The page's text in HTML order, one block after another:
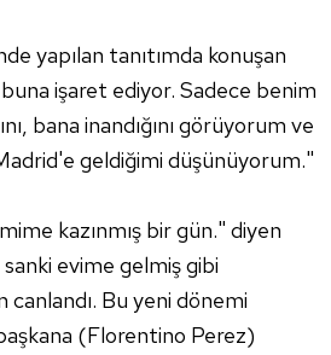
yapılan tanıtımda konuşan
işaret ediyor. Sadece benim
bana inandığını görüyorum ve
geldiğimi düşünüyorum."
kazınmış bir gün." diyen
evime gelmiş gibi
Bu yeni dönemi
(Florentino Perez)